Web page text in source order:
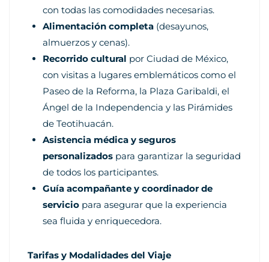
con todas las comodidades necesarias.
Alimentación completa (desayunos,
almuerzos y cenas).
Recorrido cultural por Ciudad de México,
con visitas a lugares emblemáticos como el
Paseo de la Reforma, la Plaza Garibaldi, el
Ángel de la Independencia y las Pirámides
de Teotihuacán.
Asistencia médica y seguros
personalizados para garantizar la seguridad
de todos los participantes.
Guía acompañante y coordinador de
servicio para asegurar que la experiencia
sea fluida y enriquecedora.
Tarifas y Modalidades del Viaje